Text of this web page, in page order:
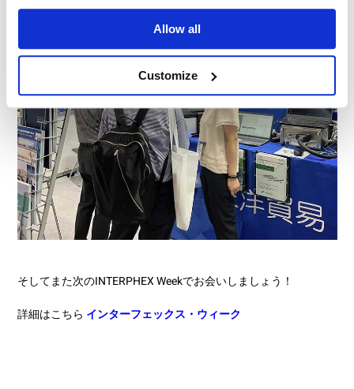
Allow all
Customize
そしてまた次のINTERPHEX Weekでお会いしましょう！
詳細はこちら インターフェックス・ウィーク